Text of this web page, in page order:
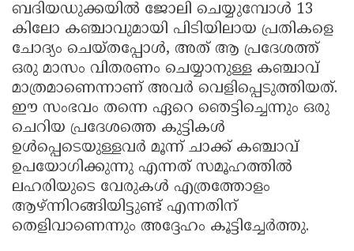
ബദിയഡുക്കയിൽ ജോലി ചെയ്യുമ്പോൾ 13
കിലോ കഞ്ചാവുമായി പിടിയിലായ പ്രതികളെ
ചോദ്യം ചെയ്തപ്പോൾ, അത് ആ പ്രദേശത്ത്
ഒരു മാസം വിതരണം ചെയ്യാനുള്ള കഞ്ചാവ്
മാത്രമാണെന്നാണ് അവർ വെളിപ്പെടുത്തിയത്.
ഈ സംഭവം തന്നെ ഏറെ ഞെട്ടിച്ചെന്നും ഒരു
ചെറിയ പ്രദേശത്തെ കുട്ടികൾ
ഉൾപ്പെടെയുള്ളവർ മൂന്ന് ചാക്ക് കഞ്ചാവ്
ഉപയോഗിക്കുന്നു എന്നത് സമൂഹത്തിൽ
ലഹരിയുടെ വേരുകൾ എത്രത്തോളം
ആഴ്ന്നിറങ്ങിയിട്ടുണ്ട് എന്നതിന്
തെളിവാണെന്നും അദ്ദേഹം കൂട്ടിച്ചേർത്തു.